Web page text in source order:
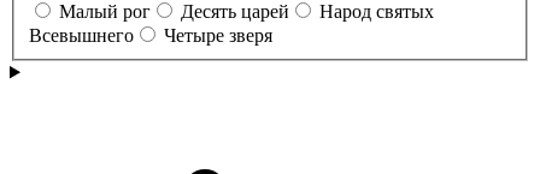
Малый рог
Десять царей
Народ святых
Всевышнего
Четыре зверя